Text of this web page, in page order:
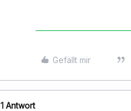
Gefällt mir
1 Antwort